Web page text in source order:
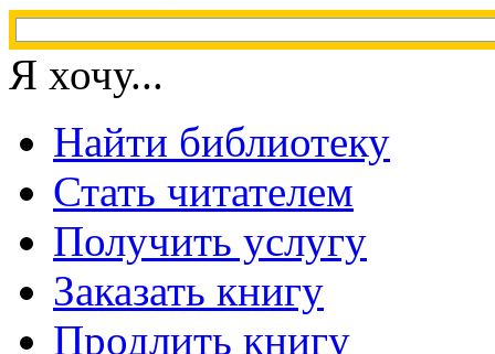
Я хочу...
Найти библиотеку
Стать читателем
Получить услугу
Заказать книгу
Продлить книгу